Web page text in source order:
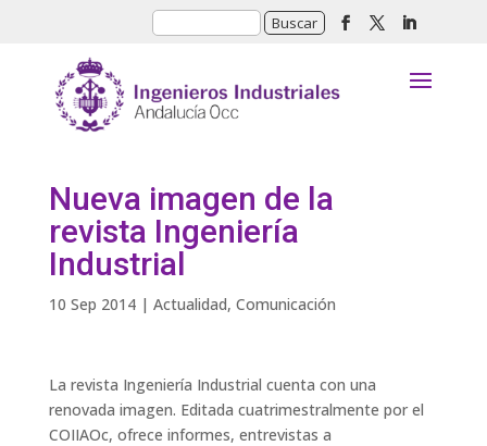
Nueva imagen de la
revista Ingeniería
Industrial
10 Sep 2014| Actualidad, Comunicación
La revista Ingeniería Industrial cuenta con una
renovada imagen. Editada cuatrimestralmente por el
COIIAOc, ofrece informes, entrevistas a